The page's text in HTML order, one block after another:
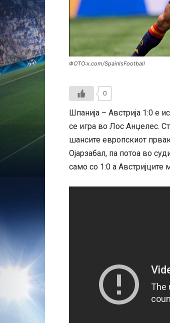
ФОТО:x.com/SpainIsFootball
0
Шпанија – Австрија 1:0 е
се игра во Лос Анџелес.
шансите европскиот
Ојарзабал, па потоа во
само со 1:0 а Австријците